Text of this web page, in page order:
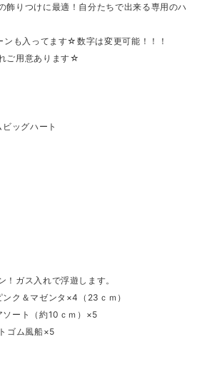
飾りつけに最適！自分たちで出来る専用のハ
ンも入ってます☆数字は変更可能！！！
ご用意あります☆
ッグハート
！ガス入れで浮遊します。
ク＆マゼンタ×4（23ｃｍ）
ソート（約10ｃｍ）×5
ゴム風船×5